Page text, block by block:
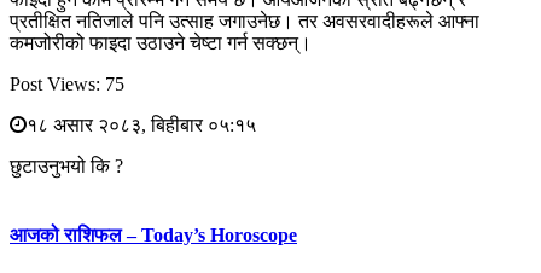
प्रतीक्षित नतिजाले पनि उत्साह जगाउनेछ। तर अवसरवादीहरूले आफ्ना
कमजोरीको फाइदा उठाउने चेष्टा गर्न सक्छन्।
Post Views: 75
१८ असार २०८३, बिहीबार ०५:१५
छुटाउनुभयो कि ?
आजको राशिफल – Today’s Horoscope